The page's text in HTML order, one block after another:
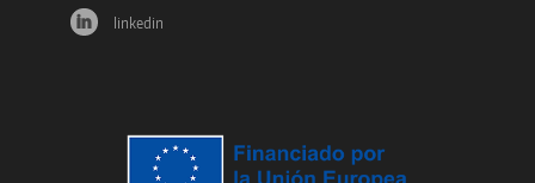
linkedin